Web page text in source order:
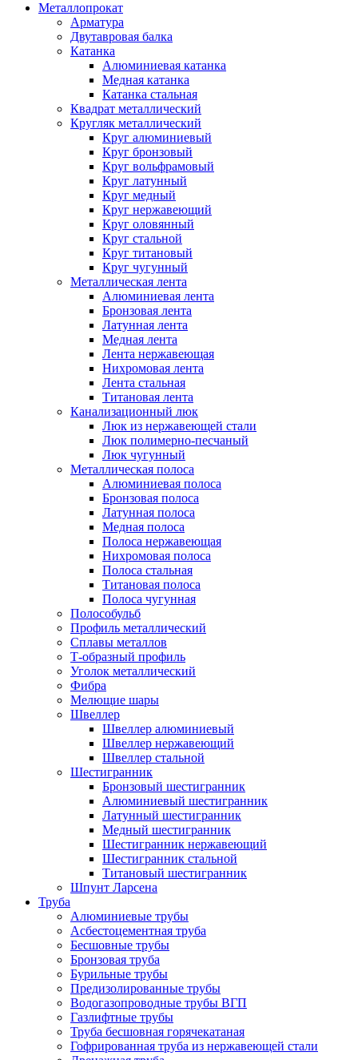
Металлопрокат
Арматура
Двутавровая балка
Катанка
Алюминиевая катанка
Медная катанка
Катанка стальная
Квадрат металлический
Кругляк металлический
Круг алюминиевый
Круг бронзовый
Круг вольфрамовый
Круг латунный
Круг медный
Круг нержавеющий
Круг оловянный
Круг стальной
Круг титановый
Круг чугунный
Металлическая лента
Алюминиевая лента
Бронзовая лента
Латунная лента
Медная лента
Лента нержавеющая
Нихромовая лента
Лента стальная
Титановая лента
Канализационный люк
Люк из нержавеющей стали
Люк полимерно-песчаный
Люк чугунный
Металлическая полоса
Алюминиевая полоса
Бронзовая полоса
Латунная полоса
Медная полоса
Полоса нержавеющая
Нихромовая полоса
Полоса стальная
Титановая полоса
Полоса чугунная
Полособульб
Профиль металлический
Сплавы металлов
Т-образный профиль
Уголок металлический
Фибра
Мелющие шары
Швеллер
Швеллер алюминиевый
Швеллер нержавеющий
Швеллер стальной
Шестигранник
Бронзовый шестигранник
Алюминиевый шестигранник
Латунный шестигранник
Медный шестигранник
Шестигранник нержавеющий
Шестигранник стальной
Титановый шестигранник
Шпунт Ларсена
Труба
Алюминиевые трубы
Асбестоцементная труба
Бесшовные трубы
Бронзовая труба
Бурильные трубы
Предизолированные трубы
Водогазопроводные трубы ВГП
Газлифтные трубы
Труба бесшовная горячекатаная
Гофрированная труба из нержавеющей стали